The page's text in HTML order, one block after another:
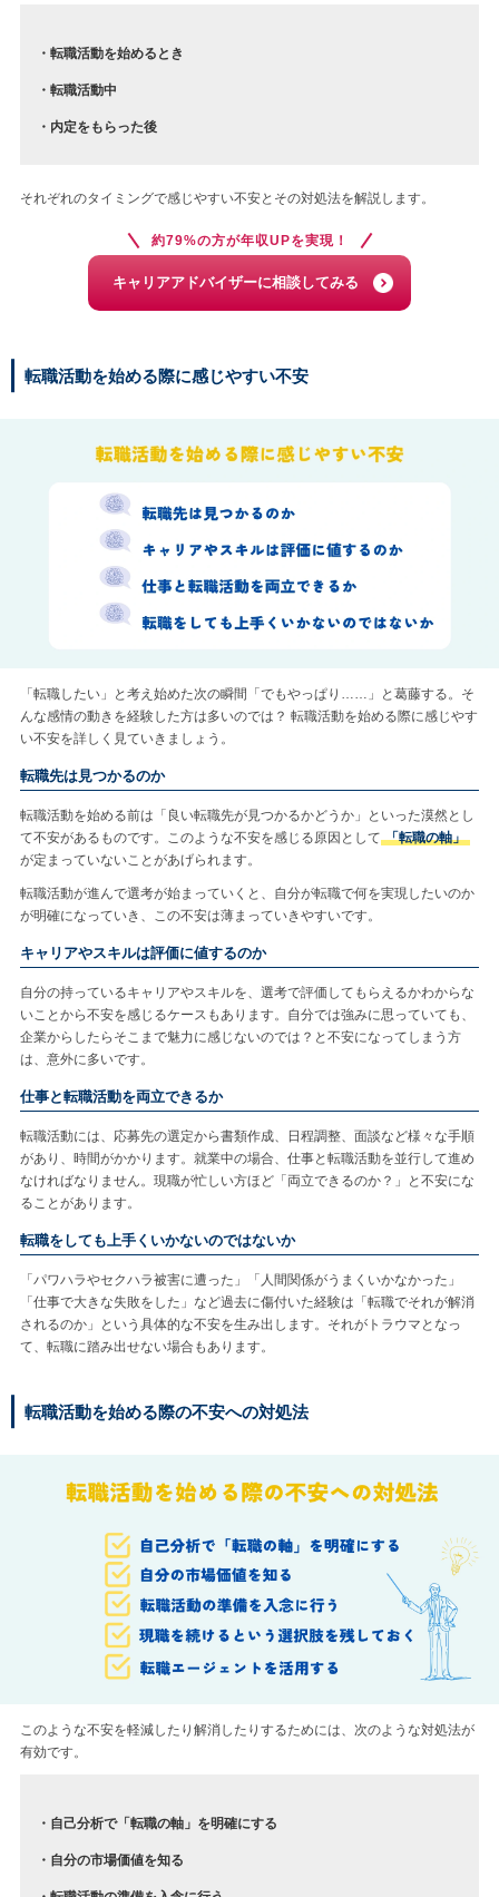
・転職活動を始めるとき
・転職活動中
・内定をもらった後
それぞれのタイミングで感じやすい不安とその対処法を解説します。
約79%の方が年収UPを実現！
キャリアアドバイザーに相談してみる
転職活動を始める際に感じやすい不安
「転職したい」と考え始めた次の瞬間「でもやっぱり……」と葛藤する。そ
んな感情の動きを経験した方は多いのでは？ 転職活動を始める際に感じやす
い不安を詳しく見ていきましょう。
転職先は見つかるのか
転職活動を始める前は「良い転職先が見つかるかどうか」といった漠然とし
て不安があるものです。このような不安を感じる原因として 「転職の軸」
が定まっていないことがあげられます。
転職活動が進んで選考が始まっていくと、自分が転職で何を実現したいのか
が明確になっていき、この不安は薄まっていきやすいです。
キャリアやスキルは評価に値するのか
自分の持っているキャリアやスキルを、選考で評価してもらえるかわからな
いことから不安を感じるケースもあります。自分では強みに思っていても、
企業からしたらそこまで魅力に感じないのでは？と不安になってしまう方
は、意外に多いです。
仕事と転職活動を両立できるか
転職活動には、応募先の選定から書類作成、日程調整、面談など様々な手順
があり、時間がかかります。就業中の場合、仕事と転職活動を並行して進め
なければなりません。現職が忙しい方ほど「両立できるのか？」と不安にな
ることがあります。
転職をしても上手くいかないのではないか
「パワハラやセクハラ被害に遭った」「人間関係がうまくいかなかった」
「仕事で大きな失敗をした」など過去に傷付いた経験は「転職でそれが解消
されるのか」という具体的な不安を生み出します。それがトラウマとなっ
て、転職に踏み出せない場合もあります。
転職活動を始める際の不安への対処法
このような不安を軽減したり解消したりするためには、次のような対処法が
有効です。
・自己分析で「転職の軸」を明確にする
・自分の市場価値を知る